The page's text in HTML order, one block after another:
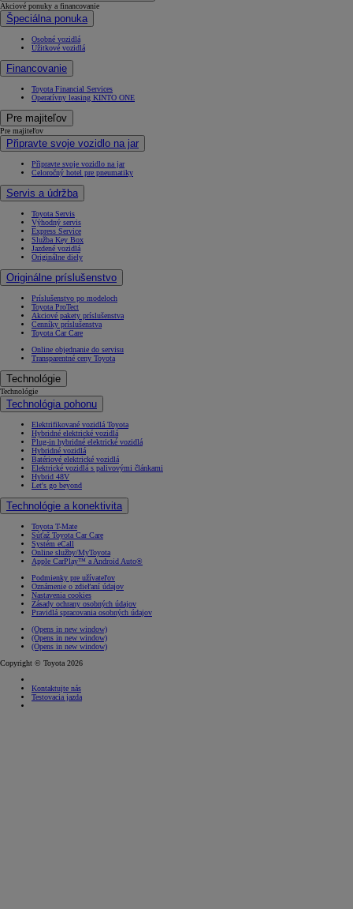
Akciové ponuky a financovanie
Špeciálna ponuka
Osobné vozidlá
Úžitkové vozidlá
Financovanie
Toyota Financial Services
Operatívny leasing KINTO ONE
Pre majiteľov
Pre majiteľov
Připravte svoje vozidlo na jar
Připravte svoje vozidlo na jar
Celoročný hotel pre pneumatiky
Servis a údržba
Toyota Servis
Výhodný servis
Express Service
Služba Key Box
Jazdené vozidlá
Originálne diely
Originálne príslušenstvo
Príslušenstvo po modeloch
Toyota ProTect
Akciové pakety príslušenstva
Cenníky príslušenstva
Toyota Car Care
Online objednanie do servisu
Transparentné ceny Toyota
Technológie
Technológie
Technológia pohonu
Elektrifikované vozidlá Toyota
Hybridné elektrické vozidlá
Plug-in hybridné elektrické vozidlá
Hybridné vozidlá
Batériové elektrické vozidlá
Elektrické vozidlá s palivovými článkami
Hybrid 48V
Let's go beyond
Technológie a konektivita
Toyota T-Mate
Súťaž Toyota Car Care
Systém eCall
Online služby/MyToyota
Apple CarPlay™ a Android Auto®
Podmienky pre užívateľov
Oznámenie o zdieľaní údajov
Nastavenia cookies
Zásady ochrany osobných údajov
Pravidlá spracovania osobných údajov
(Opens in new window)
(Opens in new window)
(Opens in new window)
Copyright © Toyota 2026
Kontaktujte nás
Testovacia jazda